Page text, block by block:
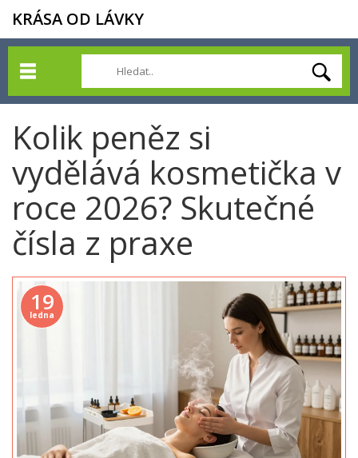
KRÁSA OD LÁVKY
Kolik peněz si
vydělává kosmetička v
roce 2026? Skutečné
čísla z praxe
19
ledna